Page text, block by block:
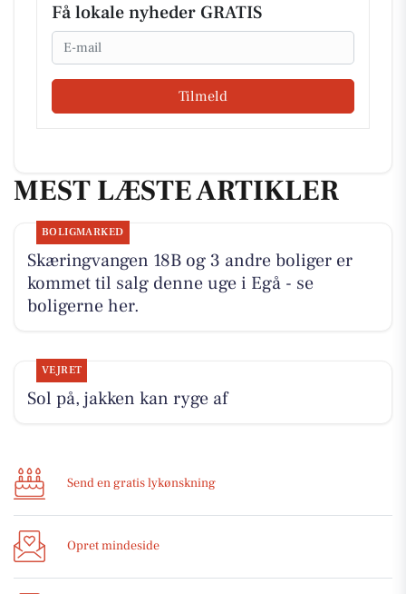
Få lokale nyheder GRATIS
Email
Tilmeld
MEST LÆSTE ARTIKLER
BOLIGMARKED
Skæringvangen 18B og 3 andre boliger er
kommet til salg denne uge i Egå - se
boligerne her.
VEJRET
Sol på, jakken kan ryge af
Send en gratis lykønskning
Opret mindeside